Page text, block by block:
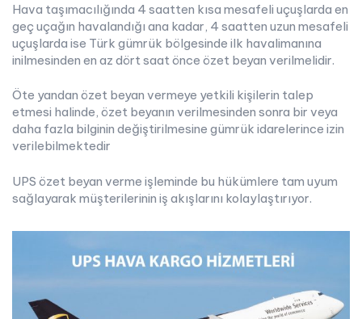
Hava taşımacılığında 4 saatten kısa mesafeli uçuşlarda en
geç uçağın havalandığı ana kadar, 4 saatten uzun mesafeli
uçuşlarda ise Türk gümrük bölgesinde ilk havalimanına
inilmesinden en az dört saat önce özet beyan verilmelidir.
Öte yandan özet beyan vermeye yetkili kişilerin talep
etmesi halinde, özet beyanın verilmesinden sonra bir veya
daha fazla bilginin değiştirilmesine gümrük idarelerince izin
verilebilmektedir
UPS özet beyan verme işleminde bu hükümlere tam uyum
sağlayarak müşterilerinin iş akışlarını kolaylaştırıyor.